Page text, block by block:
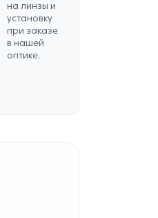
на линзы и
установку
при заказе
в нашей
оптике.